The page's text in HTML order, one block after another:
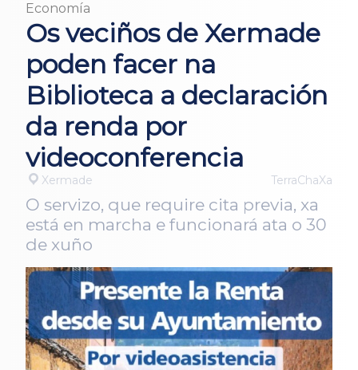
Economía
Os veciños de Xermade
poden facer na
Biblioteca a declaración
da renda por
videoconferencia
Xermade TerraChaXa
O servizo, que require cita previa, xa
está en marcha e funcionará ata o 30
de xuño